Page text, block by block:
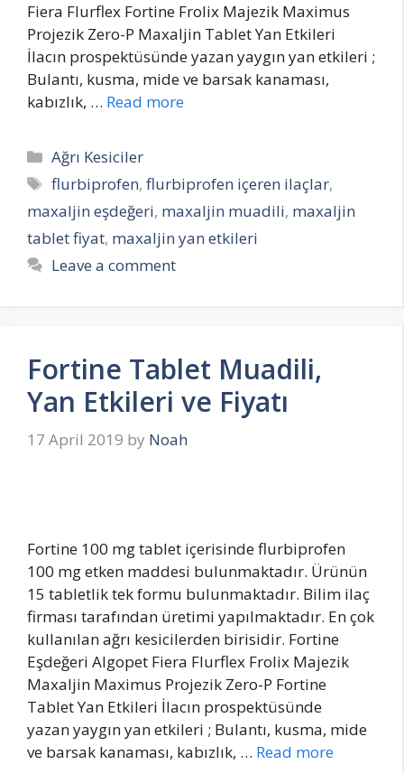
Fiera Flurflex Fortine Frolix Majezik Maximus
Projezik Zero-P Maxaljin Tablet Yan Etkileri
İlacın prospektüsünde yazan yaygın yan etkileri ;
Bulantı, kusma, mide ve barsak kanaması,
kabızlık, … Read more
Categories
Ağrı Kesiciler
Tags
flurbiprofen,flurbiprofen içeren ilaçlar,
maxaljin eşdeğeri, maxaljin muadili, maxaljin
tablet fiyat, maxaljin yan etkileri
Leave a comment
Fortine Tablet Muadili,
Yan Etkileri ve Fiyatı
17 April 2019 by Noah
Fortine 100 mg tablet içerisinde flurbiprofen
100 mg etken maddesi bulunmaktadır. Ürünün
15 tabletlik tek formu bulunmaktadır. Bilim ilaç
firması tarafından üretimi yapılmaktadır. En çok
kullanılan ağrı kesicilerden birisidir. Fortine
Eşdeğeri Algopet Fiera Flurflex Frolix Majezik
Maxaljin Maximus Projezik Zero-P Fortine
Tablet Yan Etkileri İlacın prospektüsünde
yazan yaygın yan etkileri ; Bulantı, kusma, mide
ve barsak kanaması, kabızlık, … Read more